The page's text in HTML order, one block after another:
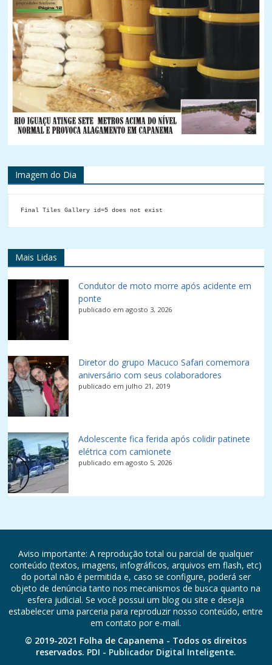
Imagem do Dia
Final Tiles Gallery id=5 does not exist
Mais Lidas
Condutor de moto morre após acidente em
ponte
publicado em agosto 3, 2026
Diretor do grupo Macuco Safari comemora
aniversário com seus colaboradores
publicado em julho 21, 2019
Adolescente fica ferida após colidir patinete
elétrica com camionete
publicado em agosto 5, 2026
Aviso importante: A reprodução total ou parcial de qualquer
conteúdo (textos, imagens, infográficos, arquivos em flash, etc)
do portal não é permitida e, caso se configure, poderá ser
objeto de denúncia tanto nos mecanismos de busca quanto na
esfera judicial. Se você possui um blog ou site e deseja
estabelecer uma parceria para reproduzir nosso conteúdo, entre
em contato por e-mail.
© 2019-2021 Folha de Capanema - Todos os direitos
reservados. PDI - Publicador Digital Inteligente.